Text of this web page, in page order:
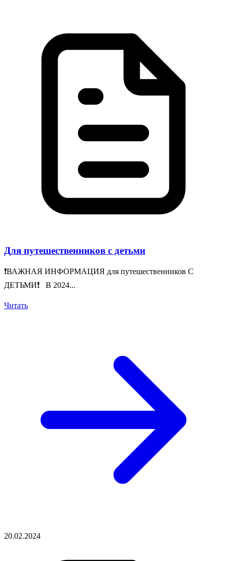
Для путешественников с детьми
❗️ВАЖНАЯ ИНФОРМАЦИЯ для путешественников С
ДЕТЬМИ❗️ В 2024...
Читать
20.02.2024